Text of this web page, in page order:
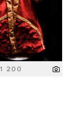
200